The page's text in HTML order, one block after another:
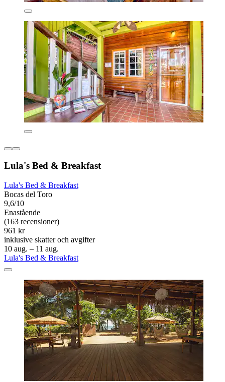
Lula's Bed & Breakfast
Lula's Bed & Breakfast
Bocas del Toro
9,6/10
Enastående
(163 recensioner)
961 kr
inklusive skatter och avgifter
10 aug. – 11 aug.
Lula's Bed & Breakfast